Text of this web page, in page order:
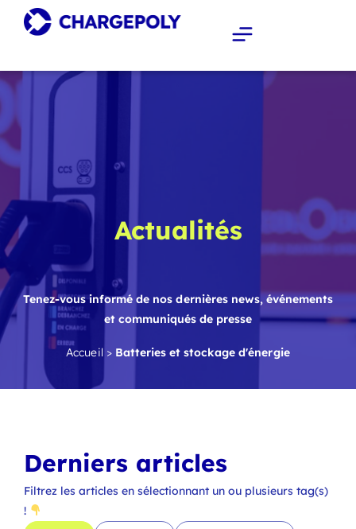
Actualités
Tenez-vous informé de nos dernières news, événements
et communiqués de presse
Accueil> Batteries et stockage d'énergie
Derniers articles
Filtrez les articles en sélectionnant un ou plusieurs tag(s)
!